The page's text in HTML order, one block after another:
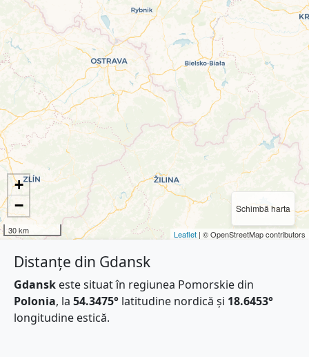
Schimbă harta
+
−
30 km Leaflet | © OpenStreetMap contributors
Distanțe din Gdansk
Gdansk este situat în regiunea Pomorskie din
Polonia, la 54.3475° latitudine nordică și 18.6453°
longitudine estică.